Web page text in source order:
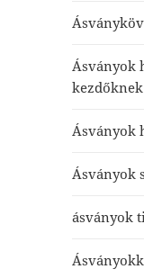
Ásványok
kezdőknek
Ásványok
Ásványok
ásványok